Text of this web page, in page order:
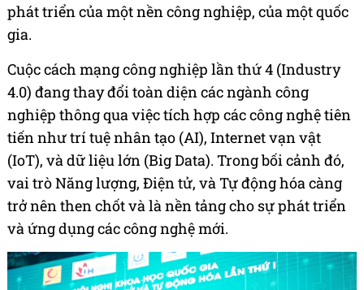
phát triển của một nền công nghiệp, của một quốc
gia.
Cuộc cách mạng công nghiệp lần thứ 4 (Industry
4.0) đang thay đổi toàn diện các ngành công
nghiệp thông qua việc tích hợp các công nghệ tiên
tiến như trí tuệ nhân tạo (AI), Internet vạn vật
(IoT), và dữ liệu lớn (Big Data). Trong bối cảnh đó,
vai trò Năng lượng, Điện tử, và Tự động hóa càng
trở nên then chốt và là nền tảng cho sự phát triển
và ứng dụng các công nghệ mới.